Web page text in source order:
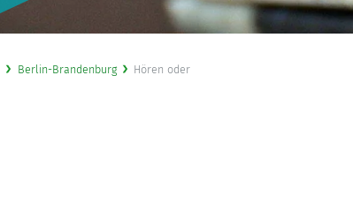
Berlin-Brandenburg
Hören oder